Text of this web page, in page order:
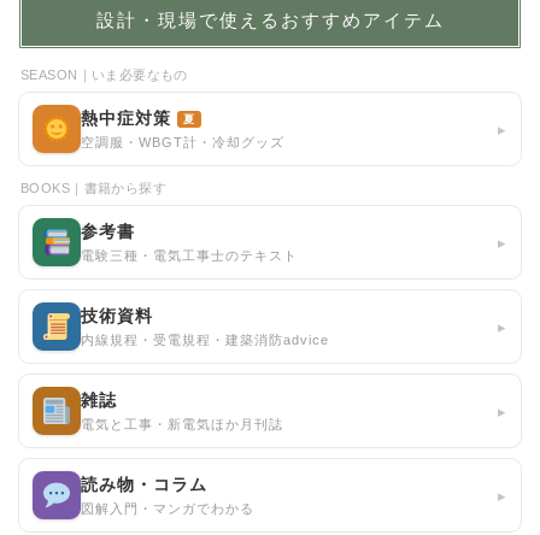
設計・現場で使えるおすすめアイテム
SEASON｜いま必要なもの
熱中症対策 夏
空調服・WBGT計・冷却グッズ
▸
BOOKS｜書籍から探す
参考書
電験三種・電気工事士のテキスト
▸
技術資料
内線規程・受電規程・建築消防advice
▸
雑誌
電気と工事・新電気ほか月刊誌
▸
読み物・コラム
図解入門・マンガでわかる
▸